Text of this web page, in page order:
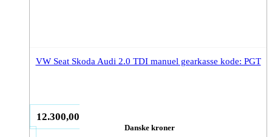
VW Seat Skoda Audi 2.0 TDI manuel gearkasse kode: PGT
12.300,00
Danske kroner